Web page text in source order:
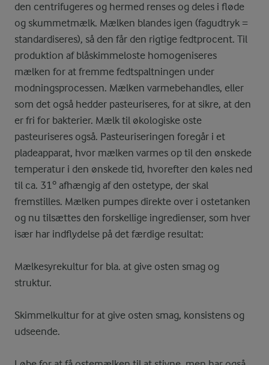
den centrifugeres og hermed renses og deles i fløde
og skummetmælk. Mælken blandes igen (fagudtryk =
standardiseres), så den får den rigtige fedtprocent. Til
produktion af blåskimmeloste homogeniseres
mælken for at fremme fedtspaltningen under
modningsprocessen. Mælken varmebehandles, eller
som det også hedder pasteuriseres, for at sikre, at den
er fri for bakterier. Mælk til økologiske oste
pasteuriseres også. Pasteuriseringen foregår i et
pladeapparat, hvor mælken varmes op til den ønskede
temperatur i den ønskede tid, hvorefter den køles ned
til ca. 31º afhængig af den ostetype, der skal
fremstilles. Mælken pumpes direkte over i ostetanken
og nu tilsættes den forskellige ingredienser, som hver
især har indflydelse på det færdige resultat:
Mælkesyrekultur for bla. at give osten smag og
struktur.
Skimmelkultur for at give osten smag, konsistens og
udseende.